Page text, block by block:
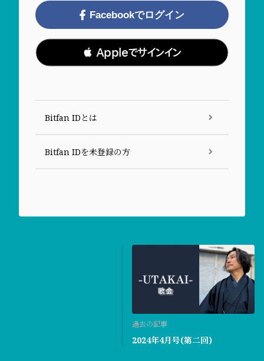
Facebookでログイン
 Appleでサインイン
Bitfan IDとは
Bitfan IDを未登録の方
過去の記事
2024年4月号(第二回)